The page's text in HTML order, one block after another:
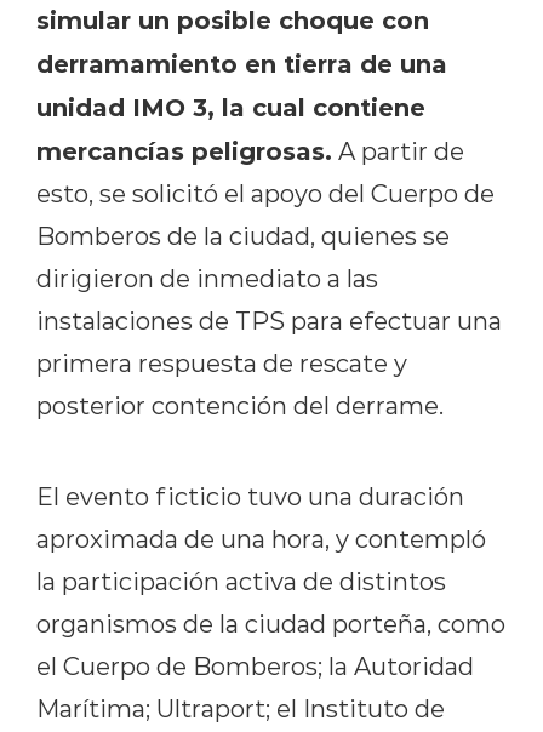
simular un posible choque con
derramamiento en tierra de una
unidad IMO 3, la cual contiene
mercancías peligrosas. A partir de
esto, se solicitó el apoyo del Cuerpo de
Bomberos de la ciudad, quienes se
dirigieron de inmediato a las
instalaciones de TPS para efectuar una
primera respuesta de rescate y
posterior contención del derrame.
El evento ficticio tuvo una duración
aproximada de una hora, y contempló
la participación activa de distintos
organismos de la ciudad porteña, como
el Cuerpo de Bomberos; la Autoridad
Marítima; Ultraport; el Instituto de